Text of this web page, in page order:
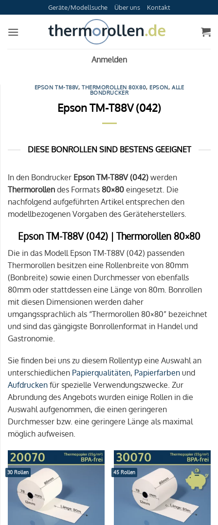
Inhalt
springen
Geräte/Modellsuche Über uns Kontakt
Anmelden
EPSON TM-T88V, THERMOROLLEN 80X80, EPSON,ALLE
BONDRUCKER
Epson TM-T88V (042)
DIESE BONROLLEN SIND BESTENS GEEIGNET
In den Bondrucker Epson TM-T88V (042) werden
Thermorollen des Formats 80×80 eingesetzt. Die
nachfolgend aufgeführten Artikel entsprechen den
modellbezogenen Vorgaben des Geräteherstellers.
Epson TM-T88V (042) | Thermorollen 80×80
Die in das Modell Epson TM-T88V (042) passenden
Thermorollen besitzen eine Rollenbreite von 80mm
(Bonbreite) sowie einen Durchmesser von ebenfalls
80mm oder stattdessen eine Länge von 80m. Bonrollen
mit diesen Dimensionen werden daher
umgangssprachlich als “Thermorollen 80×80” bezeichnet
und sind das gängigste Bonrollenformat in Handel und
Gastronomie.
Sie finden bei uns zu diesem Rollentyp eine Auswahl an
unterschiedlichen Papierqualitäten, Papierfarben und
Aufdrucken für spezielle Verwendungszwecke. Zur
Abrundung des Angebots wurden einige Rollen in die
Auswahl aufgenommen, die einen geringeren
Durchmesser bzw. eine geringere Länge als maximal
möglich aufweisen.
30 Rollen 45 Rollen